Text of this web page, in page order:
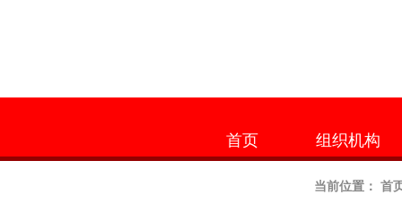
首页 组织机构
当前位置： 首